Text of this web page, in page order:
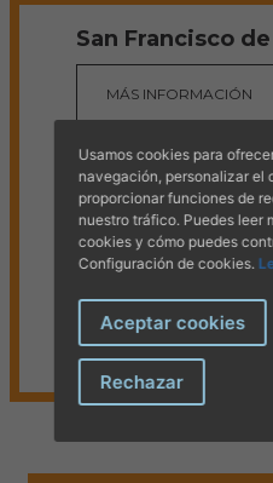
MÁS INFORMACIÓN
Especialización
Espectáculos
MÁS INFORMACIÓN
Inteligencia
San Francisco
MÁS INFORMACIÓN
Asamblea
MÁS INFORMACIÓN
Usamos cookies para
navegación, personalizar el
proporcionar funciones de
nuestro tráfico. Puedes leer
cookies y cómo puedes
Configuración de cookies.
Aceptar cookies
Rechazar